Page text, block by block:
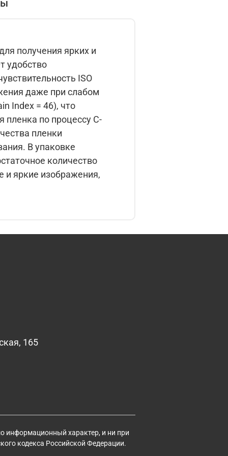
получения ярких и
даже при слабом
количество
165
информационный характер, и ни при
кодекса Российской Федерации.